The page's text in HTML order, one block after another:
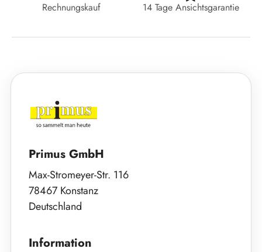
Rechnungskauf 14 Tage Ansichtsgarantie
Primus GmbH
Max-Stromeyer-Str. 116
78467 Konstanz
Deutschland
Information